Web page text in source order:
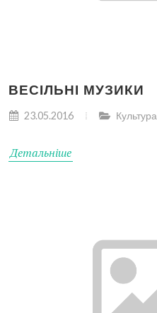
ВЕСІЛЬНІ МУЗИКИ
23.05.2016 Культура
Детальніше